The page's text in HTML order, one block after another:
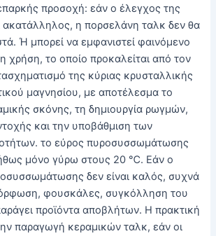
προσοχή: εάν ο έλεγχος της
ακατάλληλος, η πορσελάνη ταλκ δεν θα
Ή μπορεί να εμφανιστεί φαινόμενο
χρήση, το οποίο προκαλείται από τον
της κύριας κρυσταλλικής
μαγνησίου, με αποτέλεσμα το
σκόνης, τη δημιουργία ρωγμών,
και την υποβάθμιση των
το εύρος πυροσυσσωμάτωσης
μόνο γύρω στους 20 ℃. Εάν ο
δεν είναι καλός, συχνά
φουσκάλες, συγκόλληση του
προϊόντα αποβλήτων. Η πρακτική
παραγωγή κεραμικών ταλκ, εάν οι